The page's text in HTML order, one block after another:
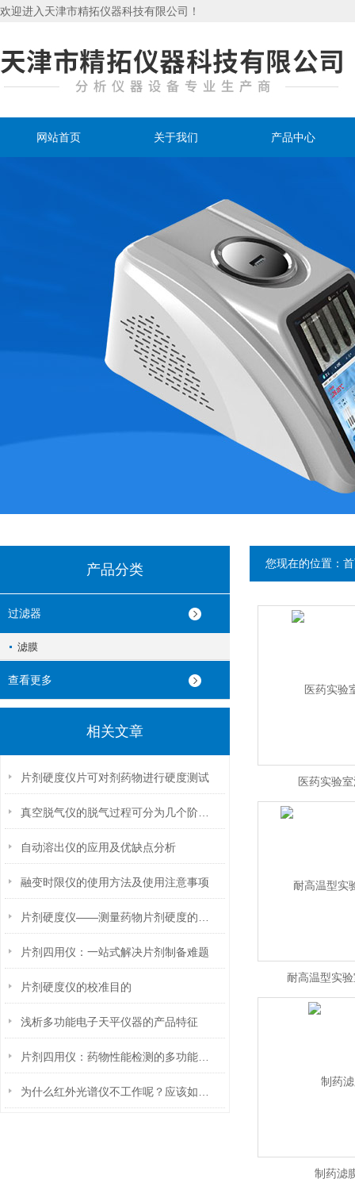
欢迎进入天津市精拓仪器科技有限公司！
网站首页 关于我们 产品中心
产品分类
过滤器
滤膜
查看更多
相关文章
片剂硬度仪片可对剂药物进行硬度测试
自动溶出仪的应用及优缺点分析
融变时限仪的使用方法及使用注意事项
片剂四用仪：一站式解决片剂制备难题
片剂硬度仪的校准目的
浅析多功能电子天平仪器的产品特征
您现在的位置：
医药实验
耐高温型实
制药滤